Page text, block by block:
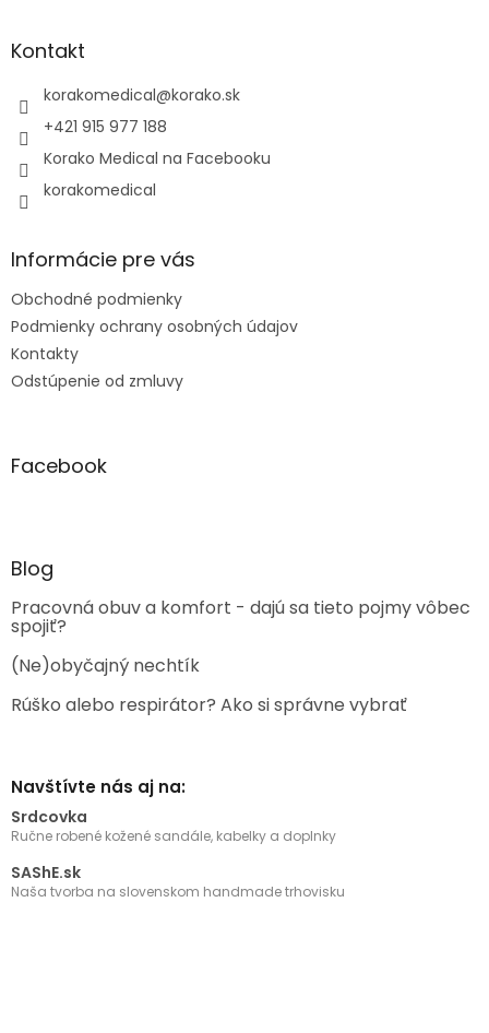
äKontakt
korakomedical@korako.sk
+421 915 977 188
Korako Medical na Facebooku
korakomedical
Informácie pre vás
Obchodné podmienky
Podmienky ochrany osobných údajov
Kontakty
Odstúpenie od zmluvy
Facebook
Blog
Pracovná obuv a komfort - dajú sa tieto pojmy vôbec
spojiť?
(Ne)obyčajný nechtík
Rúško alebo respirátor? Ako si správne vybrať
Navštívte nás aj na:
Srdcovka
Ručne robené kožené sandále, kabelky a doplnky
SAShE.sk
Naša tvorba na slovenskom handmade trhovisku